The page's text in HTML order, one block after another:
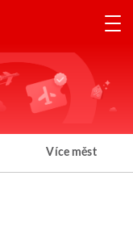
Více měst